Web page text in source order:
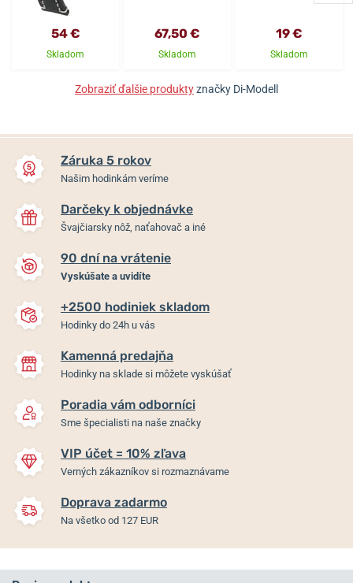
54 €
Skladom
67,50 €
Skladom
19 €
Skladom
Zobraziť ďalšie produktyznačky Di-Modell
Záruka 5 rokov
Našim hodinkám veríme
Darčeky k objednávke
Švajčiarsky nôž, naťahovač a iné
90 dní na vrátenie
Vyskúšate a uvidíte
+2500 hodiniek skladom
Hodinky do 24h u vás
Kamenná predajňa
Hodinky na sklade si môžete vyskúšať
Poradia vám odborníci
Sme špecialisti na naše značky
VIP účet = 10% zľava
Verných zákazníkov si rozmaznávame
Doprava zadarmo
Na všetko od 127 EUR